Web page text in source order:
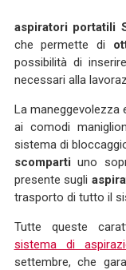
aspiratori portatili
che permette di
possibilità di
necessari alla
La maneggevolezza
ai comodi
sistema di
scomparti uno
presente sugli
trasporto di tutto il
Tutte queste
sistema di
settembre, che